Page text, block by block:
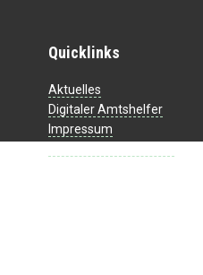
Quicklinks
Aktuelles
Digitaler Amtshelfer
Impressum